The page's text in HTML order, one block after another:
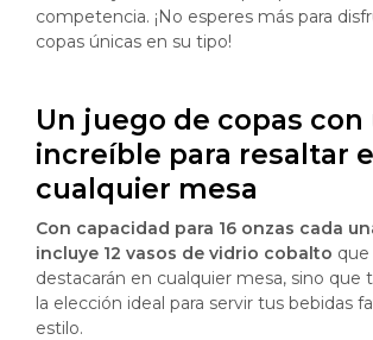
competencia. ¡No esperes más para
copas únicas en su tipo!
Un juego de copas
increíble para resaltar
cualquier mesa
Con capacidad para 16 onzas cada
incluye 12 vasos de vidrio cobalto que
destacarán en cualquier mesa, sino que
la elección ideal para servir tus bebidas
estilo.